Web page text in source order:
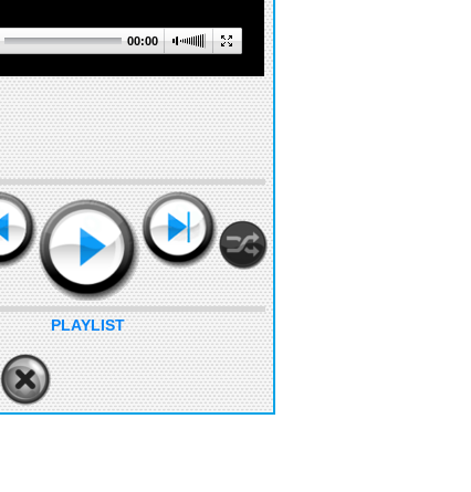
00:00
PLAYLIST